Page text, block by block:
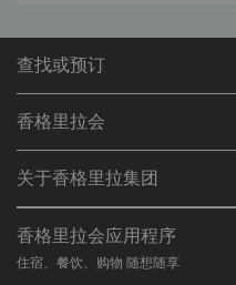
查找或预订
查找预订
餐厅与酒吧
香格里拉会
加入香格里拉会
常见问题
联络我们
关于香格里拉集团
我们的酒店品牌
香格里拉中心
职业发展
企业社会责任
香格里拉会应用程序
住宿、餐饮、购物 随想随享